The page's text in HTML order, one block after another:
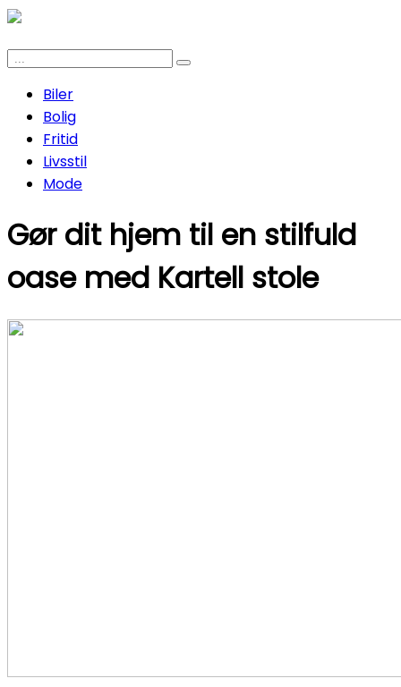
Biler
Bolig
Fritid
Livsstil
Mode
Gør dit hjem til en stilfuld
oase med Kartell stole